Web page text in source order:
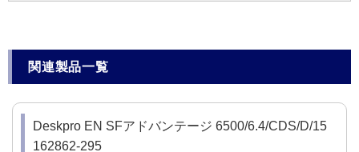
関連製品一覧
Deskpro EN SFアドバンテージ 6500/6.4/CDS/D/15
162862-295